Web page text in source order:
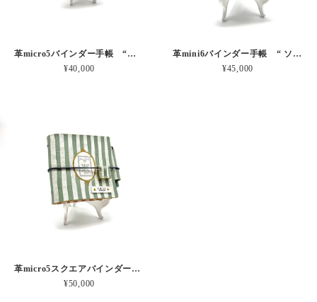
革micro5バインダー手帳 “ブルーベリー・レモンシェイク 昼下がりのお茶会” 本革
¥40,000
革mini6バインダー手帳 “ ソーダ・セサミシェイク 昼下がりのお茶会” 本革
¥45,000
革micro5スクエアバインダー手帳 “ メロン・イチゴシェイク 昼下がりのお茶会” 本革
¥50,000